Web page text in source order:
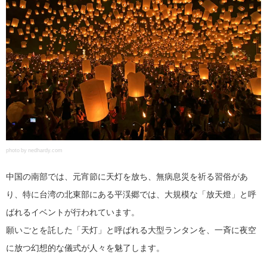
photo by nedhardy.com
中国の南部では、元宵節に天灯を放ち、無病息災を祈る習俗があ
り、特に台湾の北東部にある平渓郷では、大規模な「放天燈」と呼
ばれるイベントが行われています。
願いごとを託した「天灯」と呼ばれる大型ランタンを、一斉に夜空
に放つ幻想的な儀式が人々を魅了します。